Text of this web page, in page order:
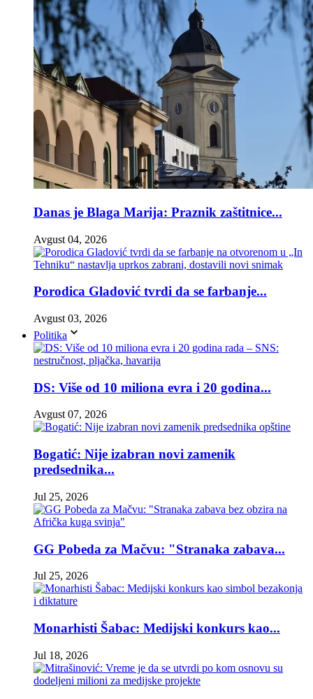
Danas je Blaga Marija: Praznik zaštitnice...
Avgust 04, 2026
Porodica Gladović tvrdi da se farbanje...
Avgust 03, 2026
Politika
DS: Više od 10 miliona evra i 20 godina...
Avgust 07, 2026
Bogatić: Nije izabran novi zamenik
predsednika...
Jul 25, 2026
GG Pobeda za Mačvu: "Stranaka zabava...
Jul 25, 2026
Monarhisti Šabac: Medijski konkurs kao...
Jul 18, 2026